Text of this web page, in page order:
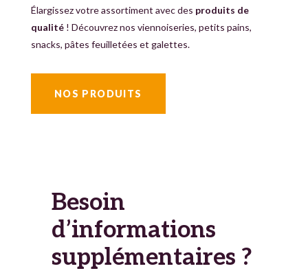
Élargissez votre assortiment avec des produits de
qualité ! Découvrez nos viennoiseries, petits pains,
snacks, pâtes feuilletées et galettes.
NOS PRODUITS
Besoin
d’informations
supplémentaires ?